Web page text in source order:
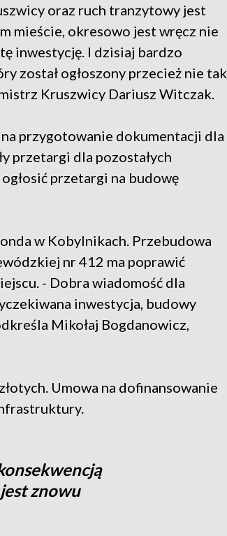
oraz ruch tranzytowy jest
mieście, okresowo jest wręcz nie
inwestycję. I dzisiaj bardzo
został ogłoszony przecież nie tak
Kruszwicy Dariusz Witczak.
przygotowanie dokumentacji dla
przetargi dla pozostałych
przetargi na budowę
w Kobylnikach. Przebudowa
nr 412 ma poprawić
- Dobra wiadomość dla
inwestycja, budowy
Mikołaj Bogdanowicz,
Umowa na dofinansowanie
znowu